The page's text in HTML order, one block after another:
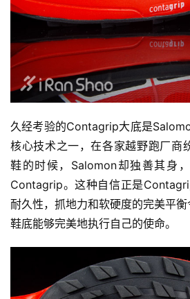
久经考验的Contagrip大底是
核心技术之一，在各家越野跑厂商
鞋的时候，Salomon却独善其身
Contagrip。这种自信正是
耐久性，抓地力和软硬度的完美平
鞋底能够完美地执行自己的使命。